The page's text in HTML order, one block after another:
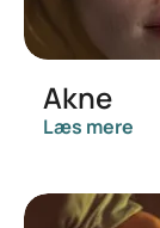
Akne
Læs mere